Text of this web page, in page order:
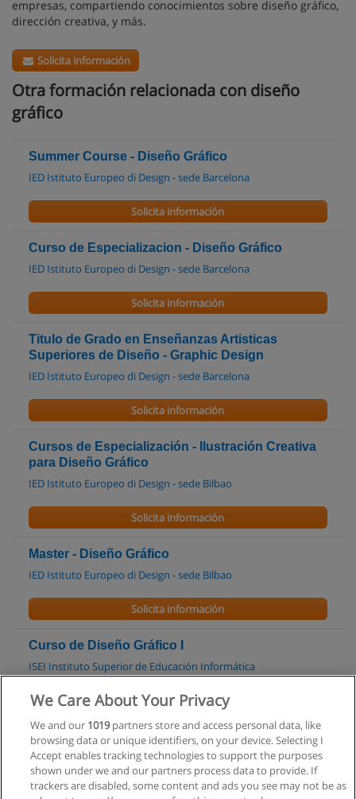
empresas, compartiendo conocimientos sobre diseño gráfico,
dirección creativa, y más.
Solicita información
Otra formación relacionada con diseño
gráfico
Summer Course - Diseño Gráfico
IED Istituto Europeo di Design - sede Barcelona
Solicita información
Curso de Especializacion - Diseño Gráfico
IED Istituto Europeo di Design - sede Barcelona
Solicita información
Titulo de Grado en Enseñanzas Artisticas
Superiores de Diseño - Graphic Design
IED Istituto Europeo di Design - sede Barcelona
Solicita información
Cursos de Especialización - IIustración Creativa
para Diseño Gráfico
IED Istituto Europeo di Design - sede Bilbao
Solicita información
Master - Diseño Gráfico
IED Istituto Europeo di Design - sede Bilbao
Solicita información
Curso de Diseño Gráfico I
ISEI Instituto Superior de Educación Informática
Solicita información
Curso de Diseño Gráfico - Nivel II
ISEI Instituto Superior de Educación Informática
Solicita información
We Care About Your Privacy
We and our 1019partners store and access personal data, like
browsing data or unique identifiers, on your device. Selecting I
Accept enables tracking technologies to support the purposes
shown under we and our partners process data to provide. If
trackers are disabled, some content and ads you see may not be as